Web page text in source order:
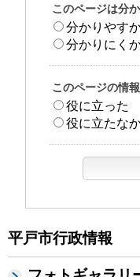
平戸市行政情報
このページは分
分かりやす
分かりにく
このページの情
役に立った
役に立たな